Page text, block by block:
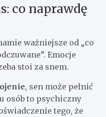
co naprawdę
ważniejsze od „co
Emocje
stoi za snem.
, sen może pełnić
osób to psychiczny
tego, że